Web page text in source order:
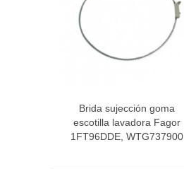
Vista rápida
Brida sujección goma
escotilla lavadora Fagor
1FT96DDE, WTG737900